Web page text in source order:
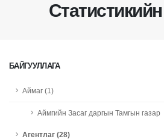
БАЙГУУЛЛАГА
Аймаг (1)
Аймгийн Засаг даргын Тамгын газар
Агентлаг (28)